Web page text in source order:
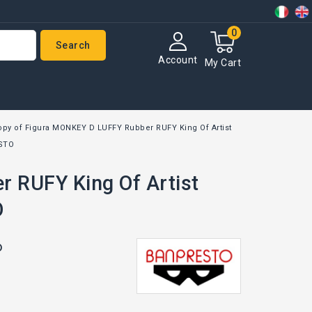
My Cart
0
Account
Search
of Figura MONKEY D LUFFY Rubber RUFY King Of Artist
RUFY King Of Artist